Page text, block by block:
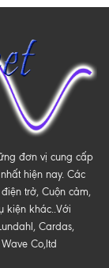
đơn vị cung cấp
hiện nay. Các
trở, Cuộn cảm,
kiện khác..Với
Cardas,
Co,ltd